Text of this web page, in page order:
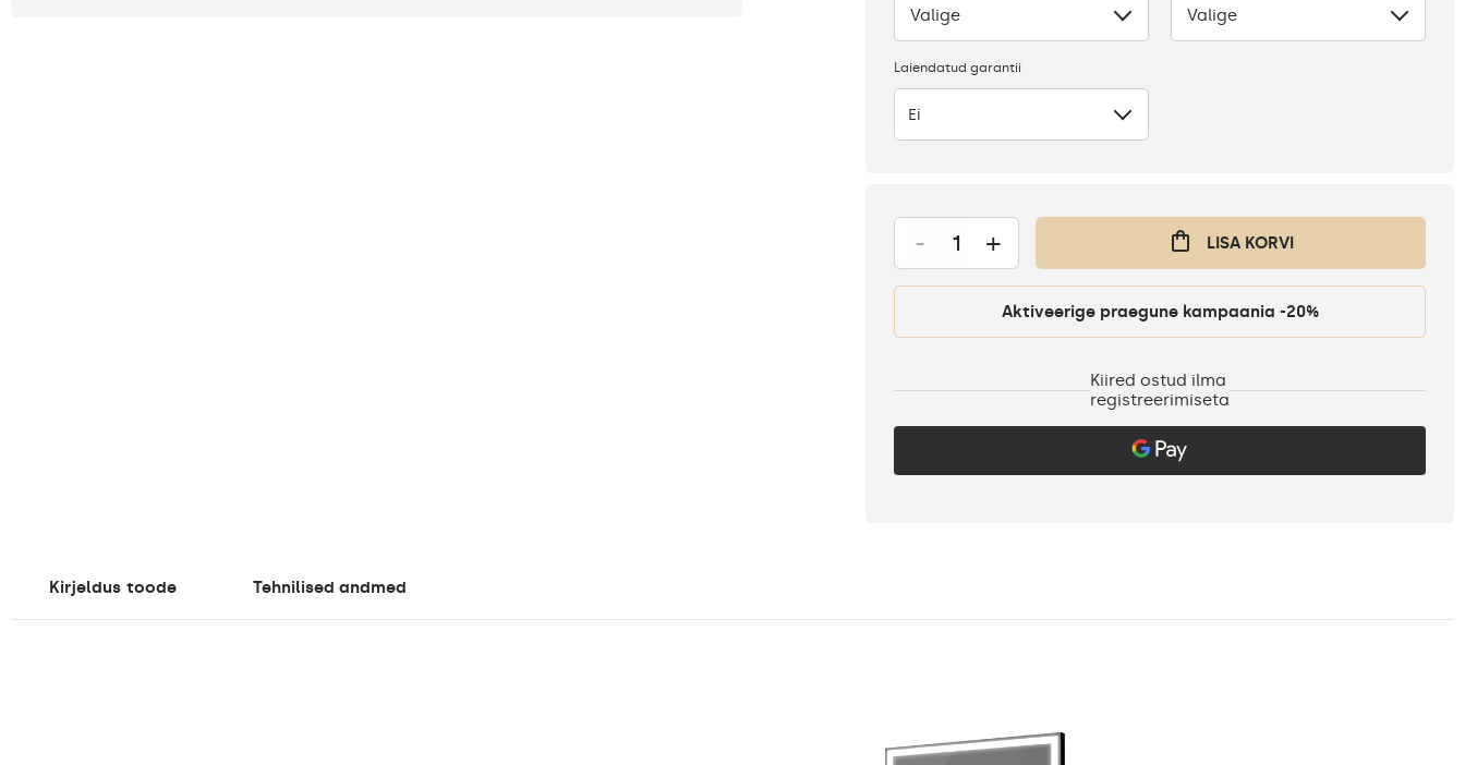
Puudub
Valige Puudub
Valige
Laiendatud garantii
Ei
- + LISA KORVI
Aktiveerige praegune kampaania -20%
Kiired ostud ilma
registreerimiseta
Kirjeldus toode Tehnilised andmed